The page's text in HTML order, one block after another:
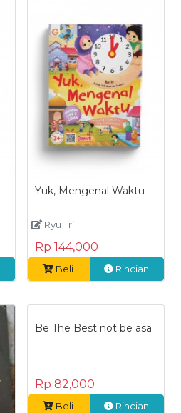
Yuk, Mengenal Waktu
Ryu Tri
Rp 144,000
Beli Rincian
Be The Best not be asa
Rp 82,000
Beli Rincian